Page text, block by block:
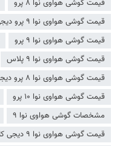
قیمت گوشی هواوی نوا ۸ پرو
قیمت گوشی هواوی نوا ۹ پرو دیجی کالا
قیمت گوشی هواوی نوا ۹ پرو
قیمت گوشی هواوی نوا ۹ پلاس
قیمت گوشی هواوی نوا ۸ پرو دیجی کالا
قیمت گوشی هواوی نوا ۱۰ پرو
مشخصات گوشی هواوی نوا ۹
قیمت گوشی هواوی نوا ۹ دیجی کالا